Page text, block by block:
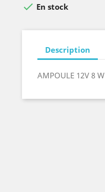
 En stock
Description
AMPOULE 12V 8 W